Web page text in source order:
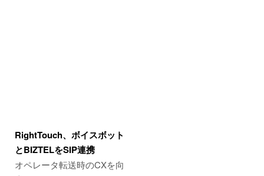
RightTouch、ボイスボット
とBIZTELをSIP連携
オペレータ転送時のCXを向